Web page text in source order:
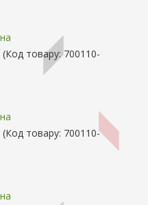
(Код товару:700110-
(Код товару: 700110-